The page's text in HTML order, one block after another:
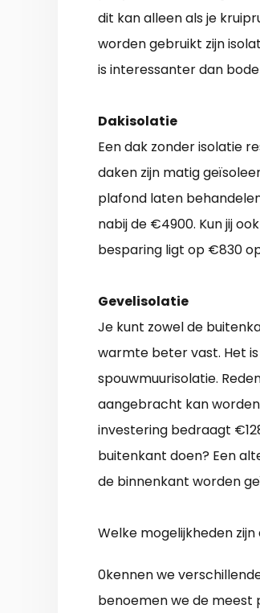
dit kan alleen als je
worden gebruikt zijn
is interessanter dan
Dakisolatie
Een dak zonder isolatie
daken zijn matig
plafond laten
nabij de €4900. Kun jij
besparing ligt op €830
Gevelisolatie
Je kunt zowel de
warmte beter vast. Het
spouwmuurisolatie.
aangebracht kan
investering bedraagt
buitenkant doen? Een
de binnenkant worden
Welke mogelijkheden
0kennen we
benoemen we de meest